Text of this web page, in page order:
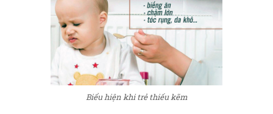
Biểu hiện khi trẻ thiếu kẽm